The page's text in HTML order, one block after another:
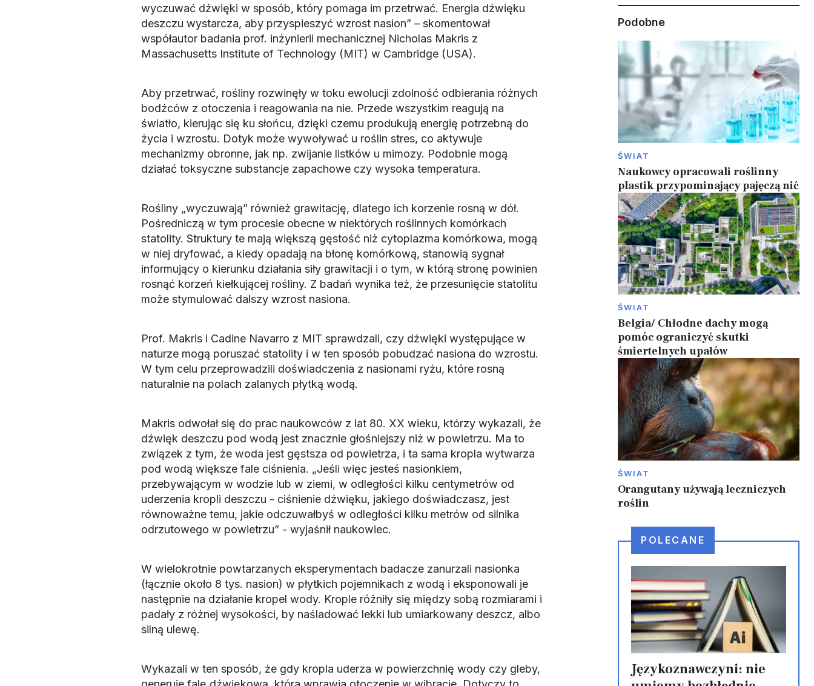
wyczuwać dźwięki w sposób, który pomaga im przetrwać. Energia dźwięku
deszczu wystarcza, aby przyspieszyć wzrost nasion” – skomentował
współautor badania prof. inżynierii mechanicznej Nicholas Makris z
Massachusetts Institute of Technology (MIT) w Cambridge (USA).
Aby przetrwać, rośliny rozwinęły w toku ewolucji zdolność odbierania różnych
bodźców z otoczenia i reagowania na nie. Przede wszystkim reagują na
światło, kierując się ku słońcu, dzięki czemu produkują energię potrzebną do
życia i wzrostu. Dotyk może wywoływać u roślin stres, co aktywuje
mechanizmy obronne, jak np. zwijanie listków u mimozy. Podobnie mogą
działać toksyczne substancje zapachowe czy wysoka temperatura.
Rośliny „wyczuwają” również grawitację, dlatego ich korzenie rosną w dół.
Pośredniczą w tym procesie obecne w niektórych roślinnych komórkach
statolity. Struktury te mają większą gęstość niż cytoplazma komórkowa, mogą
w niej dryfować, a kiedy opadają na błonę komórkową, stanowią sygnał
informujący o kierunku działania siły grawitacji i o tym, w którą stronę powinien
rosnąć korzeń kiełkującej rośliny. Z badań wynika też, że przesunięcie statolitu
może stymulować dalszy wzrost nasiona.
Prof. Makris i Cadine Navarro z MIT sprawdzali, czy dźwięki występujące w
naturze mogą poruszać statolity i w ten sposób pobudzać nasiona do wzrostu.
W tym celu przeprowadzili doświadczenia z nasionami ryżu, które rosną
naturalnie na polach zalanych płytką wodą.
Makris odwołał się do prac naukowców z lat 80. XX wieku, którzy wykazali, że
dźwięk deszczu pod wodą jest znacznie głośniejszy niż w powietrzu. Ma to
związek z tym, że woda jest gęstsza od powietrza, i ta sama kropla wytwarza
pod wodą większe fale ciśnienia. „Jeśli więc jesteś nasionkiem,
przebywającym w wodzie lub w ziemi, w odległości kilku centymetrów od
uderzenia kropli deszczu - ciśnienie dźwięku, jakiego doświadczasz, jest
równoważne temu, jakie odczuwałbyś w odległości kilku metrów od silnika
odrzutowego w powietrzu” - wyjaśnił naukowiec.
W wielokrotnie powtarzanych eksperymentach badacze zanurzali nasionka
(łącznie około 8 tys. nasion) w płytkich pojemnikach z wodą i eksponowali je
następnie na działanie kropel wody. Krople różniły się między sobą rozmiarami i
padały z różnej wysokości, by naśladować lekki lub umiarkowany deszcz, albo
silną ulewę.
Wykazali w ten sposób, że gdy kropla uderza w powierzchnię wody czy gleby,
Podobne
ŚWIAT
Naukowcy opracowali roślinny
plastik przypominający pajęczą nić
ŚWIAT
Belgia/ Chłodne dachy mogą
pomóc ograniczyć skutki
śmiertelnych upałów
ŚWIAT
Orangutany używają leczniczych
roślin
POLECANE
Językoznawczyni: nie